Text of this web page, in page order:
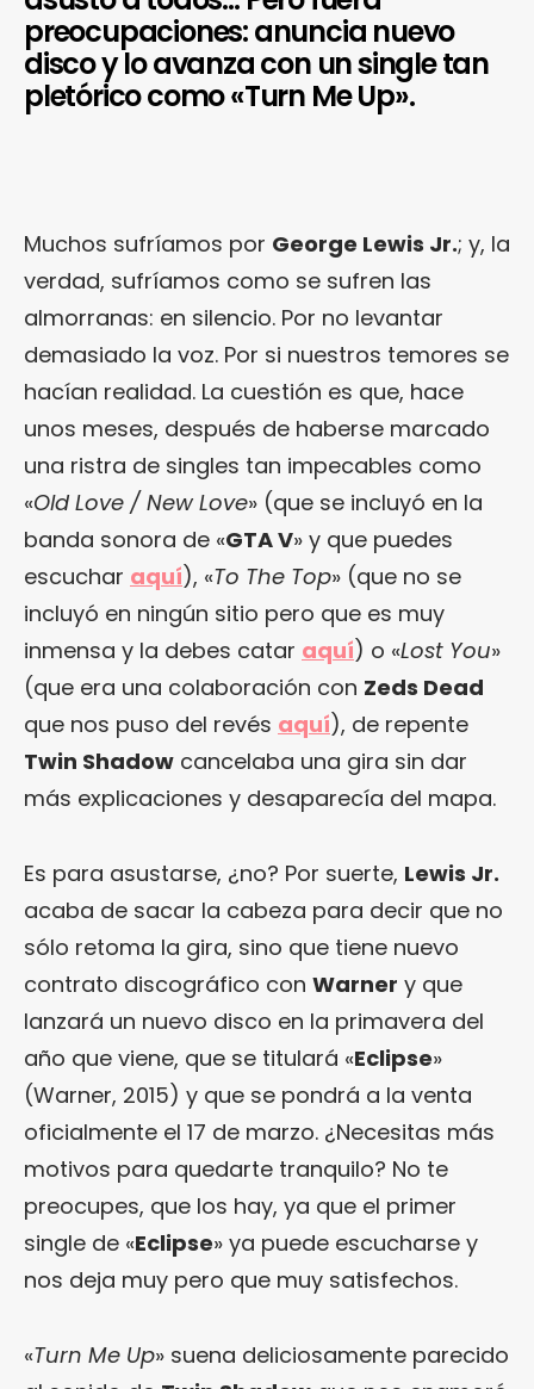
preocupaciones: anuncia nuevo
disco y lo avanza con un single tan
pletórico como «Turn Me Up».
Muchos sufríamos por George Lewis Jr.; y, la
verdad, sufríamos como se sufren las
almorranas: en silencio. Por no levantar
demasiado la voz. Por si nuestros temores se
hacían realidad. La cuestión es que, hace
unos meses, después de haberse marcado
una ristra de singles tan impecables como
«Old Love / New Love» (que se incluyó en la
banda sonora de «GTA V» y que puedes
escuchar aquí), «To The Top» (que no se
incluyó en ningún sitio pero que es muy
inmensa y la debes catar aquí) o «Lost You»
(que era una colaboración con Zeds Dead
que nos puso del revés aquí), de repente
Twin Shadow cancelaba una gira sin dar
más explicaciones y desaparecía del mapa.
Es para asustarse, ¿no? Por suerte, Lewis Jr.
acaba de sacar la cabeza para decir que no
sólo retoma la gira, sino que tiene nuevo
contrato discográfico con Warner y que
lanzará un nuevo disco en la primavera del
año que viene, que se titulará «Eclipse»
(Warner, 2015) y que se pondrá a la venta
oficialmente el 17 de marzo. ¿Necesitas más
motivos para quedarte tranquilo? No te
preocupes, que los hay, ya que el primer
single de «Eclipse» ya puede escucharse y
nos deja muy pero que muy satisfechos.
«Turn Me Up» suena deliciosamente parecido